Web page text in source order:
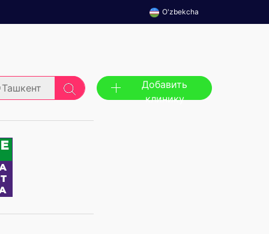
O'zbekcha
Ташкент
Добавить
клинику